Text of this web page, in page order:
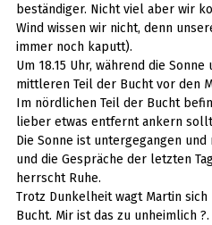
beständiger. Nicht viel aber wir
Wind wissen wir nicht, denn
immer noch kaputt).
Um 18.15 Uhr, während die
mittleren Teil der Bucht vor den
Im nördlichen Teil der Bucht
lieber etwas entfernt ankern
Die Sonne ist untergegangen
und die Gespräche der letzten
herrscht Ruhe.
Trotz Dunkelheit wagt Martin
Bucht. Mir ist das zu unheimlich